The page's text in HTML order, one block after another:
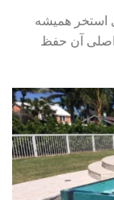
استخر همیشه
اصلی آن حفظ